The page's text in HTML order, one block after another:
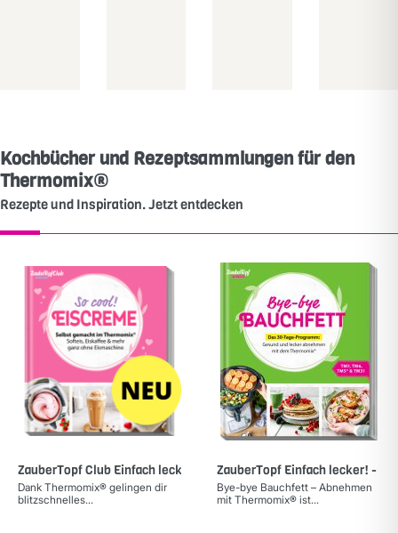
Kochbücher und Rezeptsammlungen für den
Thermomix®
Rezepte und Inspiration. Jetzt entdecken
ZauberTopf Club Einfach lecker! - EISCREME
Dank Thermomix® gelingen dir
blitzschnelles...
ZauberTopf Einfach lecker! -
Bye-bye Bauchfett – Abnehmen
mit Thermomix® ist...